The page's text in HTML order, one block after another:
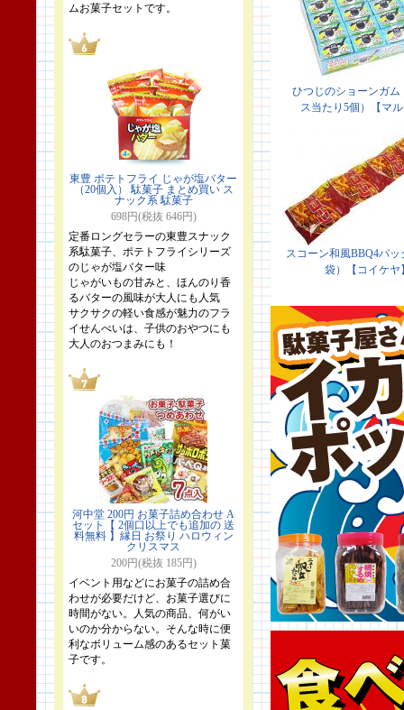
ムお菓子セットです。
東豊 ポテトフライ じゃが塩バター
（20個入） 駄菓子 まとめ買い ス
ナック系 駄菓子
698円(税抜 646円)
定番ロングセラーの東豊スナック
系駄菓子、ポテトフライシリーズ
のじゃが塩バター味
じゃがいもの甘みと、ほんのり香
るバターの風味が大人にも人気
サクサクの軽い食感が魅力のフラ
イせんべいは、子供のおやつにも
大人のおつまみにも！
河中堂 200円 お菓子詰め合わせ A
セット【 2個口以上でも追加の 送
料無料 】縁日 お祭り ハロウィン
クリスマス
200円(税抜 185円)
イベント用などにお菓子の詰め合
わせが必要だけど、お菓子選びに
時間がない。人気の商品、何がい
いのか分からない。そんな時に便
利なボリューム感のあるセット菓
子です。